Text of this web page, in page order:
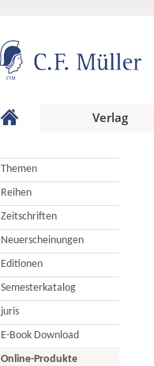
Verlag
Themen
Reihen
Zeitschriften
Neuerscheinungen
Editionen
Semesterkatalog
juris
E-Book Download
Online-Produkte